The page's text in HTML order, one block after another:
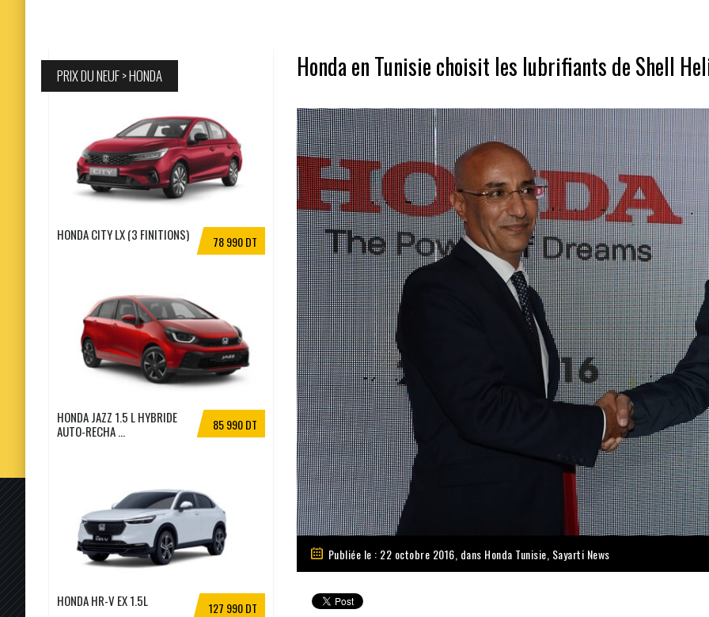
Honda en Tunisie choisit les lubrifiants de Shell
Publiée le : 22 octobre 2016, dans Honda Tunisie Sayarti News
PRIX DU NEUF > HONDA
78 990 DT
HONDA CITY LX (3 FINITIONS)
85 990 DT
HONDA JAZZ 1.5 L HYBRIDE
AUTO-RECHA ...
127 990 DT
HONDA HR-V EX 1.5L